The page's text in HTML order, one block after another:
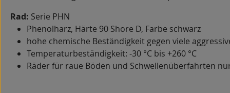
Rad: Serie PHN
Phenolharz, Härte 90 Shore D, Farbe schwarz
hohe chemische Beständigkeit gegen viele
Temperaturbeständigkeit: -30 °C bis +260 °C
Räder für raue Böden und Schwellenüberfahrten